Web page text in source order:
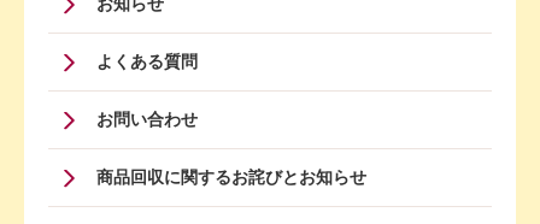
Menu
Four
お知らせ
よくある質問
お問い合わせ
商品回収に関するお詫びとお知らせ